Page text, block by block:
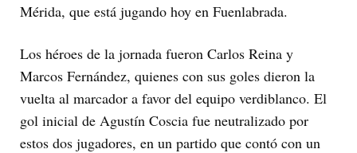
Mérida, que está jugando hoy en Fuenlabrada.
Los héroes de la jornada fueron Carlos Reina y
Marcos Fernández, quienes con sus goles dieron la
vuelta al marcador a favor del equipo verdiblanco. El
gol inicial de Agustín Coscia fue neutralizado por
estos dos jugadores, en un partido que contó con un